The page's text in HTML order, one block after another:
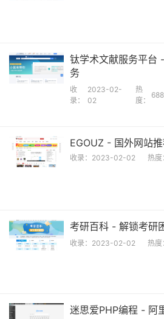
钛学术文献服务平台
务
收
录：
2023-02-
02
热
度：
688
EGOUZ - 国外网站
收录： 2023-02-02 热度
考研百科 - 解锁考研
收录： 2023-02-02 热度
迷思爱PHP编程 - 阿